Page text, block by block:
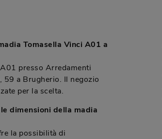
Tomasella Vinci A01 a
presso Arredamenti
59 a Brugherio. Il negozio
per la scelta.
dimensioni della madia
la possibilità di